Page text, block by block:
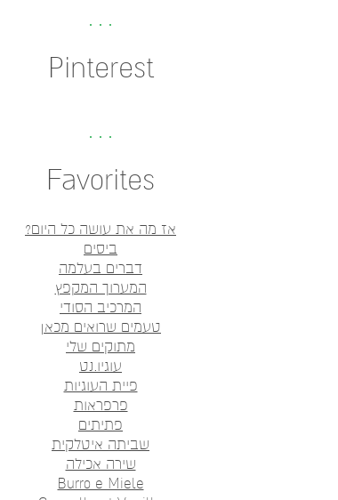
Pinterest
Favorites
אז מה את עושה כל היום?
ביסים
דברים בעלמה
המערוך המקפץ
המרכיב הסודי
טעמים שרואים מכאן
מתוקים שלי
עוגיו.נט
פיית העוגיות
פרפראות
פתיתים
שביתה איטלקית
שירה אכילה
Burro e Miele